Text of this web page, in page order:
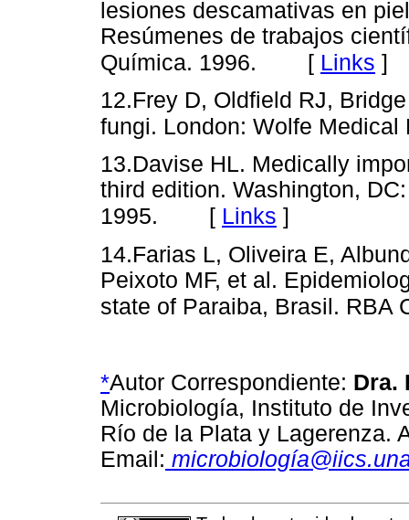
lesiones descamativas en
Resúmenes de trabajos
Química. 1996. [ Links ]
12.Frey D, Oldfield RJ,
fungi. London: Wolfe Medical
13.Davise HL. Medically
third edition. Washington,
1995. [ Links ]
14.Farias L, Oliveira E,
Peixoto MF, et al.
state of Paraiba, Brasil. RBA
*Autor Correspondiente: Dra.
Microbiología, Instituto de
Río de la Plata y Lagerenza.
Email: